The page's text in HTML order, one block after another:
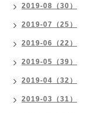
2019-08（30）
2019-07（25）
2019-06（22）
2019-05（39）
2019-04（32）
2019-03（31）